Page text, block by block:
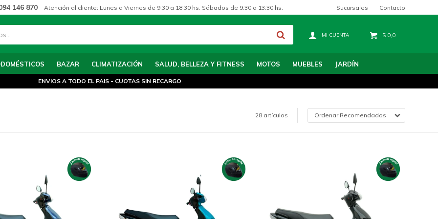
BAZAR CLIMATIZACIÓN SALUD, BELLEZA Y FITNESS MOTOS MUEBLES JARDÍN
$ 0,0
146 870 Atención al cliente: Lunes a Viernes de 9:30 a 18:30 hs. Sábados de 9:30 a 13:30 hs. Sucursales Contacto
ENVIOS A TODO EL PAIS - CUOTAS SIN RECARGO
28 artículos Recomendados